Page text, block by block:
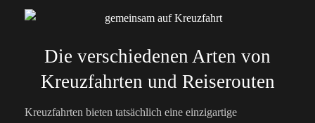
Die verschiedenen Arten von
Kreuzfahrten und Reiserouten
Kreuzfahrten bieten tatsächlich eine einzigartige